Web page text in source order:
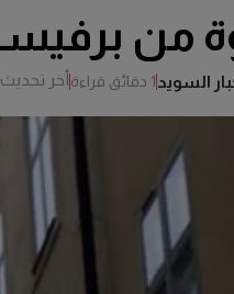
السويد1 دقائق قراءة أخر تحديث
من